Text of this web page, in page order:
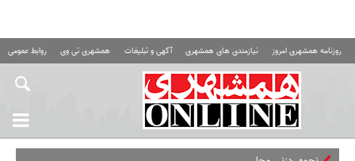
روزنامه همشهری امروز نیازمندی های همشهری آگهی و تبلیغات همشهری تی وی روابط عمومی